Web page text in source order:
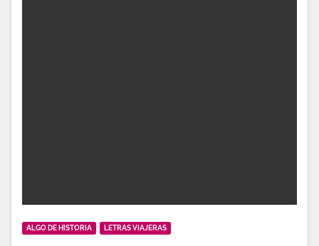
ALGO DE HISTORIA LETRAS VIAJERAS